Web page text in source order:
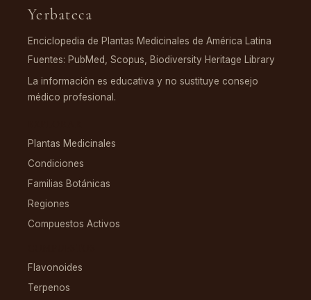
Yerbateca
Enciclopedia de Plantas Medicinales de América Latina
Fuentes: PubMed, Scopus, Biodiversity Heritage Library
La información es educativa y no sustituye consejo
médico profesional.
Plantas Medicinales
Condiciones
Familias Botánicas
Regiones
Compuestos Activos
Flavonoides
Terpenos